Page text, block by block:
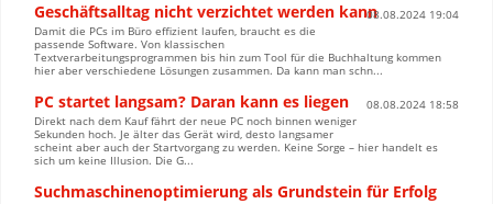
Geschäftsalltag nicht verzichtet werden kann08.08.2024 19:04
Damit die PCs im Büro effizient laufen, braucht es die
passende Software. Von klassischen
Textverarbeitungsprogrammen bis hin zum Tool für die Buchhaltung kommen
hier aber verschiedene Lösungen zusammen. Da kann man schn...
PC startet langsam? Daran kann es liegen
08.08.2024 18:58
Direkt nach dem Kauf fährt der neue PC noch binnen weniger
Sekunden hoch. Je älter das Gerät wird, desto langsamer
scheint aber auch der Startvorgang zu werden. Keine Sorge – hier handelt es
sich um keine Illusion. Die G...
Suchmaschinenoptimierung als Grundstein für Erfolg